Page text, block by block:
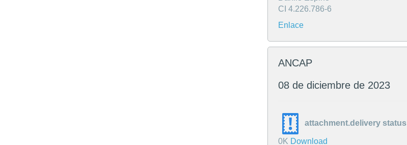
CI 4.226.786-6
Enlace
ANCAP
08 de diciembre de 2023
attachment.delivery status
0K Download